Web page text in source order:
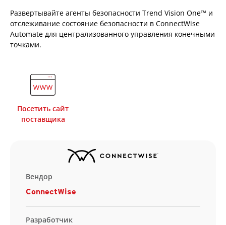
Развертывайте агенты безопасности Trend Vision One™ и
отслеживание состояние безопасности в ConnectWise
Automate для централизованного управления конечными
точками.
Посетить сайт
поставщика
Вендор
ConnectWise
Разработчик